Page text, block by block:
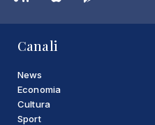
Canali
News
Economia
Cultura
Sport